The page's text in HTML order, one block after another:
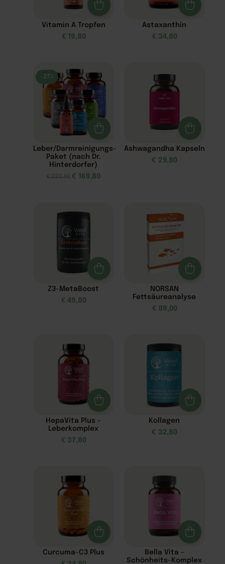
Vitamin A Tropfen
€ 19,80
Astaxanthin
€ 34,80
-27%
Leber/Darmreinigungs-
Paket (nach Dr.
Hinterdorfer)
€233,40 € 169,80
Ashwagandha Kapseln
€ 29,80
Z3-MetaBoost
€ 49,80
NORSAN
Fettsäureanalyse
€ 89,00
HepaVita Plus –
Leberkomplex
€ 37,80
Kollagen
€ 32,80
Curcuma-C3 Plus
Bella Vita –
Schönheits-Komplex